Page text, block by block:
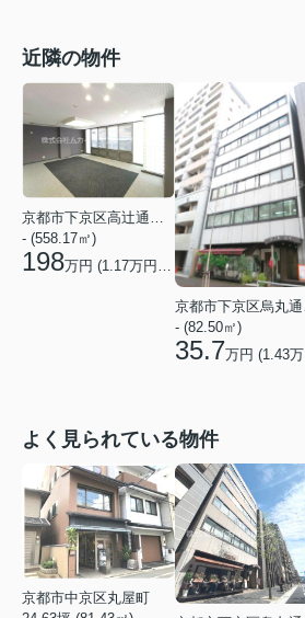
近隣の物件
- (558.17㎡)
198万円 (1.17万円/坪)
- (82.50㎡)
35.7万円 (1.43万円/坪)
よく見られている物件
京都市中京区丸屋町